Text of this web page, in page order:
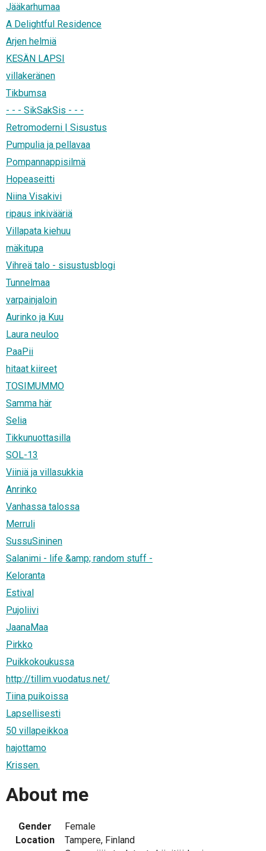
Jääkarhumaa
A Delightful Residence
Arjen helmiä
KESÄN LAPSI
villakeränen
Tikbumsa
- - - SikSakSis - - -
Retromoderni | Sisustus
Pumpulia ja pellavaa
Pompannappisilmä
Hopeaseitti
Niina Visakivi
ripaus inkivääriä
Villapata kiehuu
mäkitupa
Vihreä talo - sisustusblogi
Tunnelmaa
varpainjaloin
Aurinko ja Kuu
Laura neuloo
PaaPii
hitaat kiireet
TOSIMUMMO
Samma här
Selia
Tikkunuottasilla
SOL-13
Viiniä ja villasukkia
Anrinko
Vanhassa talossa
Merruli
SussuSininen
Salanimi - life &amp; random stuff -
Keloranta
Estival
Pujoliivi
JaanaMaa
Pirkko
Puikkokoukussa
http://tillim.vuodatus.net/
Tiina puikoissa
Lapsellisesti
50 villapeikkoa
hajottamo
Krissen.
About me
Gender
Female
Location
Tampere, Finland